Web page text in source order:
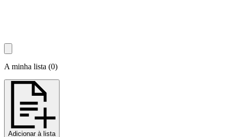
A minha lista (0)
Adicionar à lista